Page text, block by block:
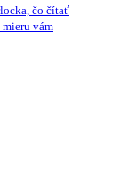
čo čítať
vám